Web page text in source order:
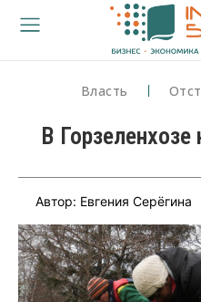
Власть
В
Автор: Евгения Серёгина